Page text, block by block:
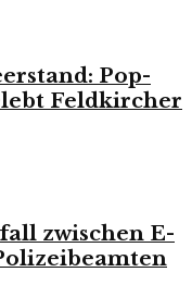
Pop-
Feldkircher
zwischen E-